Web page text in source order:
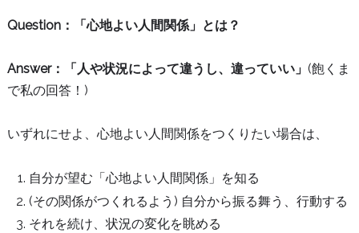
Question：「心地よい人間関係」とは？
Answer：「人や状況によって違うし、違っていい」 (飽くま
で私の回答！)
いずれにせよ、心地よい人間関係をつくりたい場合は、
自分が望む「心地よい人間関係」を知る
(その関係がつくれるよう) 自分から振る舞う、行動する
それを続け、状況の変化を眺める